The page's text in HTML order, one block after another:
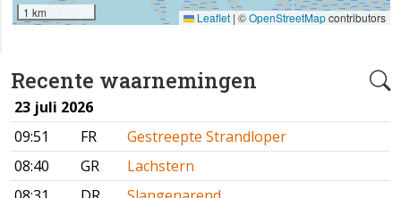
Recente waarnemingen
23 juli 2026
09:51
FR
Gestreepte Strandloper
08:40
GR
Lachstern
1 km Leaflet | ©OpenStreetMapcontributors